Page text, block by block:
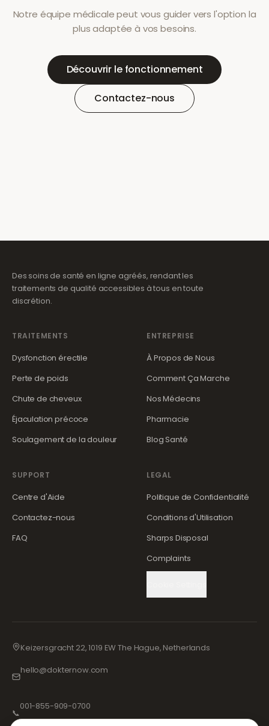
Notre équipe médicale peut vous guider vers l'option la
plus adaptée à vos besoins.
Découvrir le fonctionnement
Contactez-nous
Des soins de santé en ligne agréés, rendant les
traitements de qualité accessibles à tous en toute
discrétion.
TRAITEMENTS
Dysfonction érectile
Perte de poids
Chute de cheveux
Éjaculation précoce
Soulagement de la douleur
ENTREPRISE
À Propos de Nous
Comment Ça Marche
Nos Médecins
Pharmacie
Blog Santé
SUPPORT
Centre d'Aide
Contactez-nous
FAQ
LEGAL
Politique de Confidentialité
Conditions d'Utilisation
Sharps Disposal
Complaints
Keizersgracht 22, 1019 EW The Hague, Netherlands
hello@dokternow.com
📞
001-855-909-0700